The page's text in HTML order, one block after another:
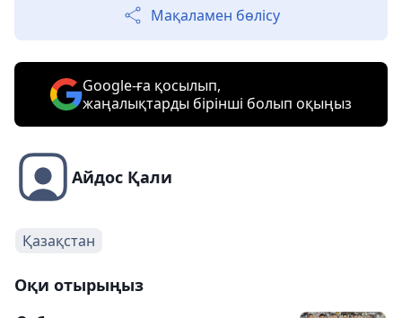
Мақаламен бөлісу
Google-ға қосылып,
жаңалықтарды бірінші болып оқыңыз
Айдос Қали
Қазақстан
Оқи отырыңыз